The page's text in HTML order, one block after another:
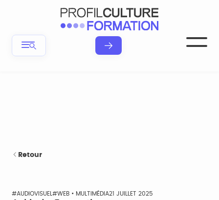
Retour
#AUDIOVISUEL #WEB • MULTIMÉDIA21 JUILLET 2025